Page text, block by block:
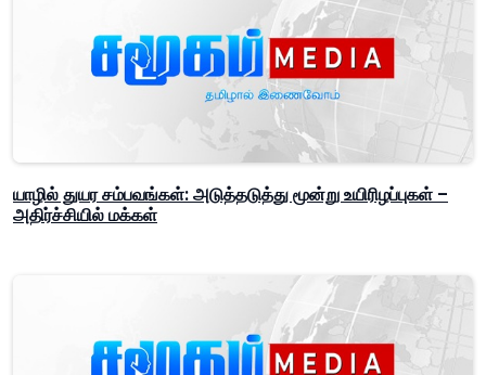
யாழில் துயர சம்பவங்கள்: அடுத்தடுத்து மூன்று உயிரிழப்புகள் –
அதிர்ச்சியில் மக்கள்